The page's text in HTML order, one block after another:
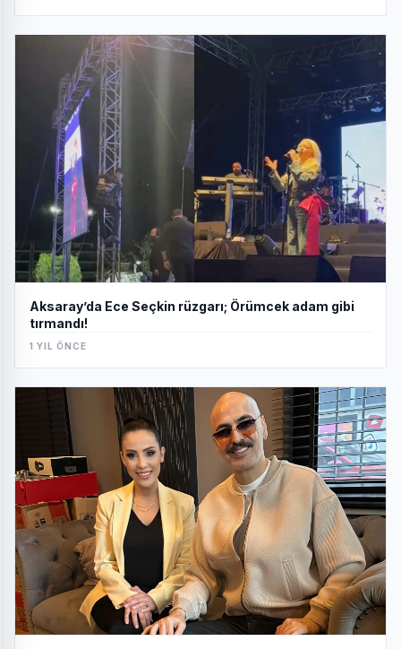
Aksaray’da Ece Seçkin rüzgarı; Örümcek adam gibi
tırmandı!
1 YIL ÖNCE